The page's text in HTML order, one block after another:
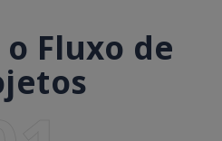
Fluxo de